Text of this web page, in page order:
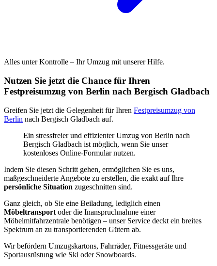
Alles unter Kontrolle – Ihr Umzug mit unserer Hilfe.
Nutzen Sie jetzt die Chance für Ihren
Festpreisumzug von Berlin nach Bergisch Gladbach
Greifen Sie jetzt die Gelegenheit für Ihren Festpreisumzug von
Berlin nach Bergisch Gladbach auf.
Ein stressfreier und effizienter Umzug von Berlin nach
Bergisch Gladbach ist möglich, wenn Sie unser
kostenloses Online-Formular nutzen.
Indem Sie diesen Schritt gehen, ermöglichen Sie es uns,
maßgeschneiderte Angebote zu erstellen, die exakt auf Ihre
persönliche Situation zugeschnitten sind.
Ganz gleich, ob Sie eine Beiladung, lediglich einen
Möbeltransport oder die Inanspruchnahme einer
Möbelmitfahrzentrale benötigen – unser Service deckt ein breites
Spektrum an zu transportierenden Gütern ab.
Wir befördern Umzugskartons, Fahrräder, Fitnessgeräte und
Sportausrüstung wie Ski oder Snowboards.